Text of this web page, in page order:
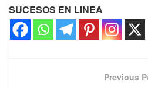
SUCESOS EN LINEA
Previous